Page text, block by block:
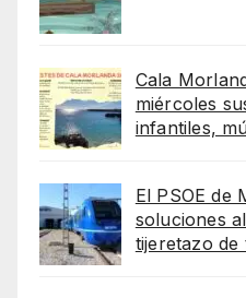
Cala
miércoles
infantiles,
El PSOE de
soluciones
tijeretazo de